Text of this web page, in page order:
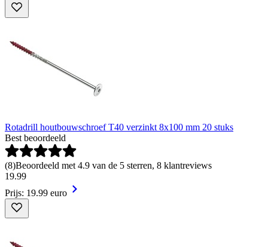
Rotadrill houtbouwschroef T40 verzinkt 8x100 mm 20 stuks
Best beoordeeld
(8)Beoordeeld met 4.9 van de 5 sterren, 8 klantreviews
19.99
Prijs: 19.99 euro